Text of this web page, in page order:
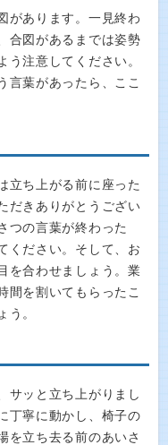
があります。一見終わ
合図があるまでは姿勢
う注意してください。
言葉があったら、ここ
立ち上がる前に座った
だきありがとうござい
つの言葉が終わった
ください。そして、お
を合わせましょう。業
間を割いてもらったこ
う。
サッと立ち上がりまし
丁寧に動かし、椅子の
を立ち去る前のあいさ